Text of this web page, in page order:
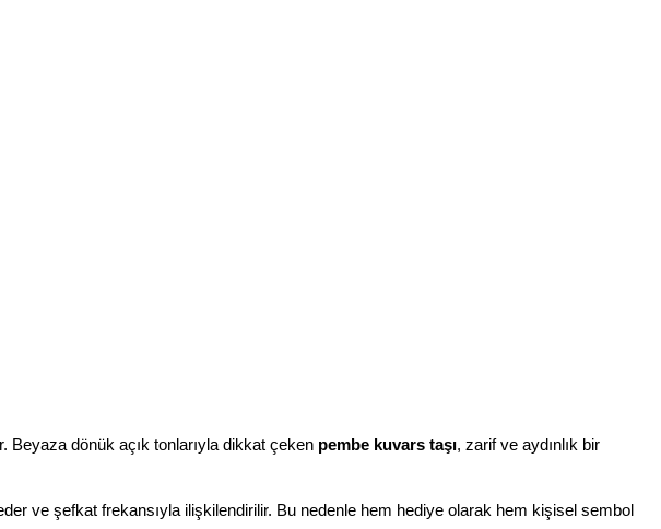
Beyaza dönük açık tonlarıyla dikkat çeken pembe kuvars taşı, zarif ve aydınlık bir
ve şefkat frekansıyla ilişkilendirilir. Bu nedenle hem hediye olarak hem kişisel sembol